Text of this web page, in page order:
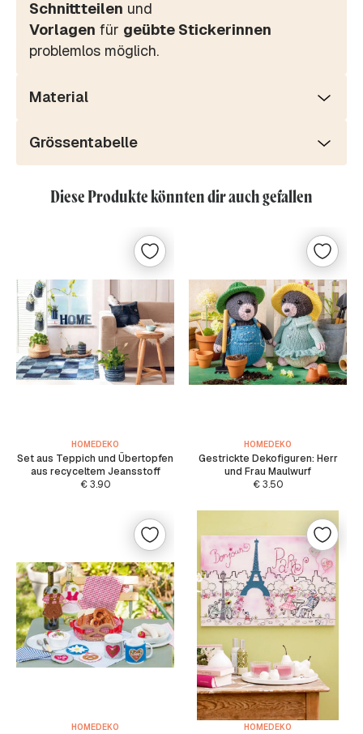
Schnittteilen und
Vorlagen für geübte Stickerinnen
problemlos möglich.
Material
Grössentabelle
Diese Produkte könnten dir auch gefallen
HOMEDEKO
Set aus Teppich und Übertopfen
aus recyceltem Jeansstoff
€3.90
HOMEDEKO
Gestrickte Dekofiguren: Herr
und Frau Maulwurf
€3.50
HOMEDEKO HOMEDEKO